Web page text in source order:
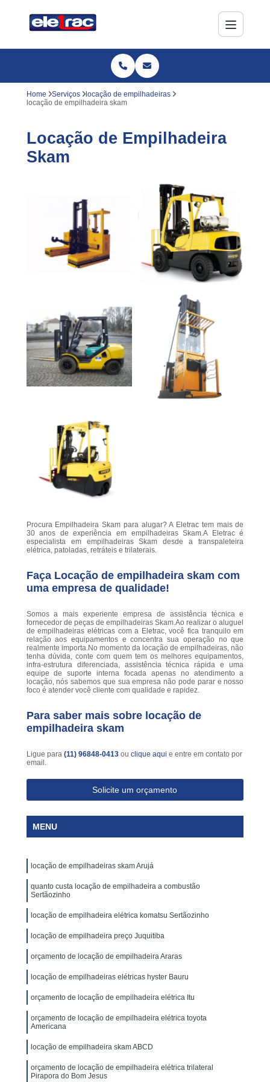
Home Serviços
locação de empilhadeiras
locação de empilhadeira skam
Locação de Empilhadeira
Skam
Procura Empilhadeira Skam para alugar? A Eletrac tem mais de
30 anos de experiência em empilhadeiras Skam.A Eletrac é
especialista em empilhadeiras Skam desde a transpaleteira
elétrica, patoladas, retráteis e trilaterais.
Faça Locação de empilhadeira skam com
uma empresa de qualidade!
Somos a mais experiente empresa de assistência técnica e
fornecedor de peças de empilhadeiras Skam.Ao realizar o aluguel
de empilhadeiras elétricas com a Eletrac, você fica tranquilo em
relação aos equipamentos e concentra sua operação no que
realmente importa.No momento da locação de empilhadeiras, não
tenha dúvida, conte com quem tem os melhores equipamentos,
infra-estrutura diferenciada, assistência técnica rápida e uma
equipe de suporte interna focada apenas no atendimento a
locação, nós sabemos que sua empresa não pode parar e nosso
foco é atender você cliente com qualidade e rapidez.
Para saber mais sobre locação de
empilhadeira skam
Ligue para (11) 96848-0413 ou clique aqui e entre em contato por
email.
Solicite um orçamento
MENU
locação de empilhadeiras skam Arujá
quanto custa locação de empilhadeira a combustão
Sertãozinho
locação de empilhadeira elétrica komatsu Sertãozinho
locação de empilhadeira preço Juquitiba
orçamento de locação de empilhadeira Araras
locação de empilhadeiras elétricas hyster Bauru
orçamento de locação de empilhadeira elétrica Itu
orçamento de locação de empilhadeira elétrica toyota
Americana
locação de empilhadeira skam ABCD
orçamento de locação de empilhadeira elétrica trilateral
Pirapora do Bom Jesus